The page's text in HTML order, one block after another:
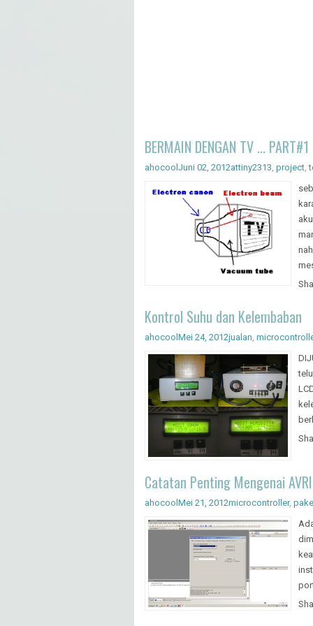
BERMAIN DENGAN TV ... PART#1
ahocool Juni 02, 2012attiny2313, project,
Kontrol Suhu dan Kelembaban
ahocool Mei 24, 2012jualan,
Catatan Penting Mengenai
ahocoolMei 21, 2012microcontroller,